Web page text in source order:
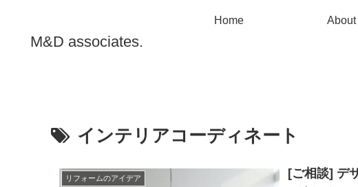
M&D associates.
Home About
インテリアコーディネート
リフォームのアイデア [ご相談] デ